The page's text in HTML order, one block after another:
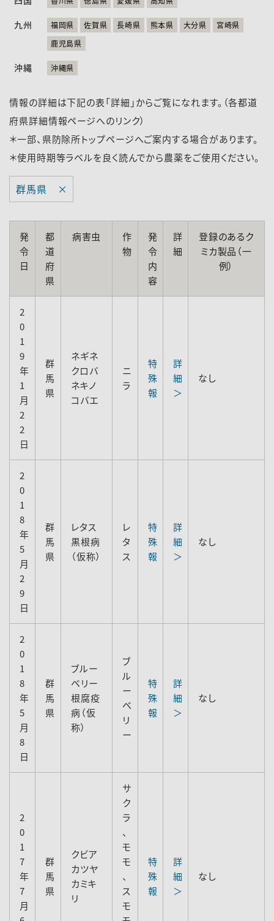
九州 福岡県 佐賀県 長崎県 熊本県 大分県
宮崎県
鹿児島県
沖縄 沖縄県
情報の詳細は下記の表「詳細」からご覧になれます。（各都道
府県詳細情報ページへのリンク）
＊一部、県防除所トップページへご案内する場合があります。
＊使用時期等ラベルを良く読んでから農薬をご使用ください。
群馬県 ×
発
令
日
都
道
府
県
病害虫
作
物
発
令
内
容
詳
細
登録のあるク
ミカ製品（一
例）
2
0
1
9
年
1
月
2
2
日
群
馬
県
ネギネ
クロバ
ネキノ
コバエ
ニ
ラ
特
殊
報
詳
細
＞
なし
2
0
1
8
年
5
月
2
9
日
群
馬
県
レタス
黒根病
（仮称）
レ
タ
ス
特
殊
報
詳
細
＞
なし
2
0
1
8
年
5
月
8
日
群
馬
県
ブルー
ベリー
根腐疫
病（仮
称）
ブ
ル
ー
ベ
リ
ー
特
殊
報
詳
細
＞
なし
2
0
1
7
年
7
月
群
馬
県
クビア
カツヤ
カミキ
リ
サ
ク
ラ
、
モ
モ
、
ス
モ
特
殊
報
詳
細
＞
なし